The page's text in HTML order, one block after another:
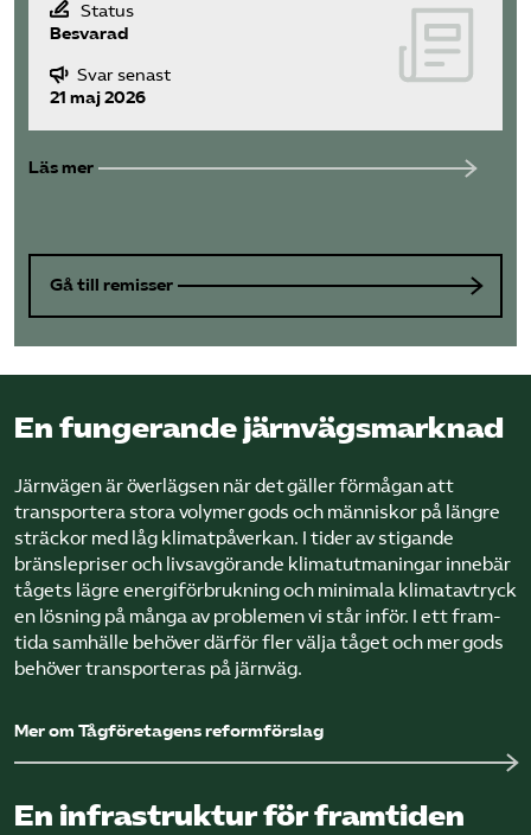
Läs mer
Status
Besvarad
Svar senast
21 maj 2026
Gå till remisser
En fungerande järnvägsmarknad
Järnvägen är överlägsen när det gäller för­mågan att
transportera stora volymer gods och människor på längre
sträckor med låg klimatpåverkan. I tider av stigande
bränsle­priser och livsavgörande klimatutmaningar innebär
tågets lägre energiförbrukning och minimala klimatavtryck
en lösning på många av problemen vi står inför. I ett fram­
tida samhälle behöver därför fler välja tåget och mer gods
behöver transporteras på järnväg.
Mer om Tågföretagens reformförslag
En infrastruktur för framtiden